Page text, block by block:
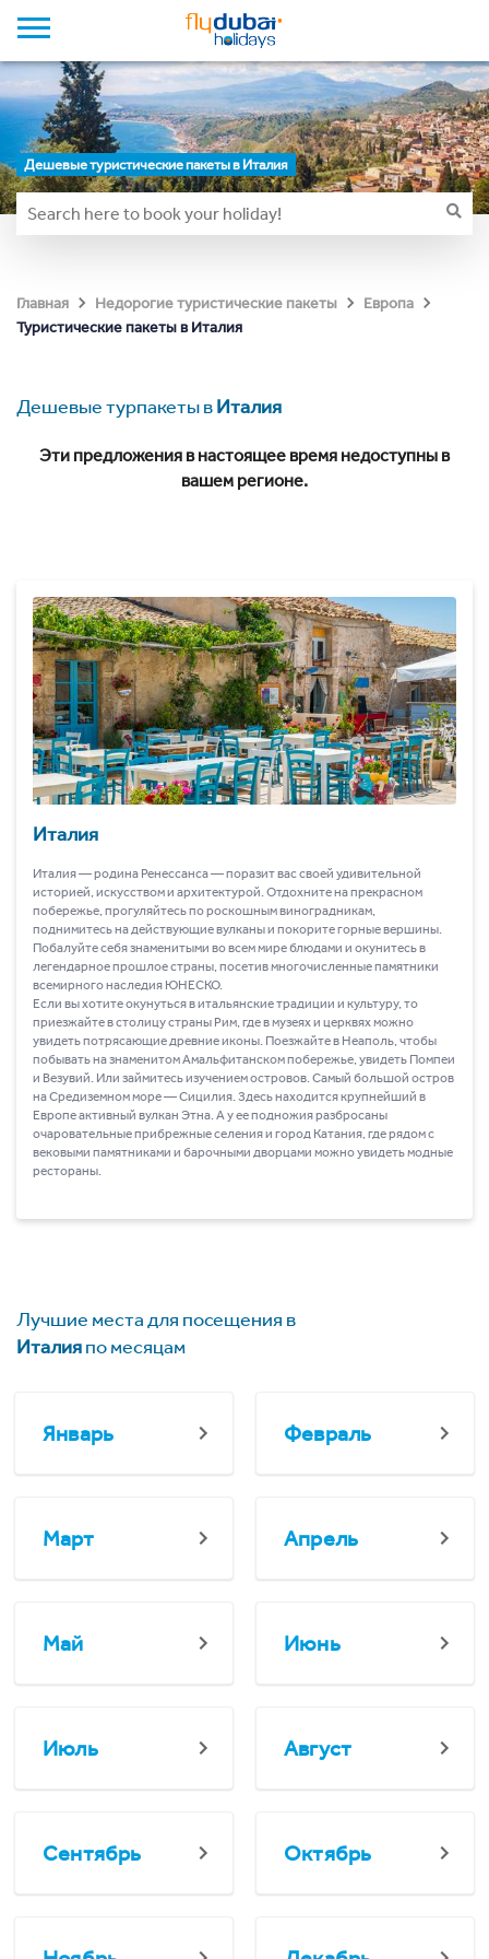
Дешевые туристические пакеты в Италия
Главная Недорогие туристические пакеты
Европа
Туристические пакеты в Италия
Дешевые турпакеты вИталия
Эти предложения в настоящее время недоступны в
вашем регионе.
Италия
Италия ― родина Ренессанса ― поразит вас своей удивительной
историей, искусством и архитектурой. Отдохните на прекрасном
побережье, прогуляйтесь по роскошным виноградникам,
поднимитесь на действующие вулканы и покорите горные вершины.
Побалуйте себя знаменитыми во всем мире блюдами и окунитесь в
легендарное прошлое страны, посетив многочисленные памятники
всемирного наследия ЮНЕСКО.
Если вы хотите окунуться в итальянские традиции и культуру, то
приезжайте в столицу страны Рим, где в музеях и церквях можно
увидеть потрясающие древние иконы. Поезжайте в Неаполь, чтобы
побывать на знаменитом Амальфитанском побережье, увидеть Помпеи
и Везувий. Или займитесь изучением островов. Самый большой остров
на Средиземном море ― Сицилия. Здесь находится крупнейший в
Европе активный вулкан Этна. А у ее подножия разбросаны
очаровательные прибрежные селения и город Катания, где рядом с
вековыми памятниками и барочными дворцами можно увидеть модные
рестораны.
Лучшие места для посещения в
Италияпо месяцам
Январь Февраль
Март Апрель
Май Июнь
Июль Август
Сентябрь Октябрь